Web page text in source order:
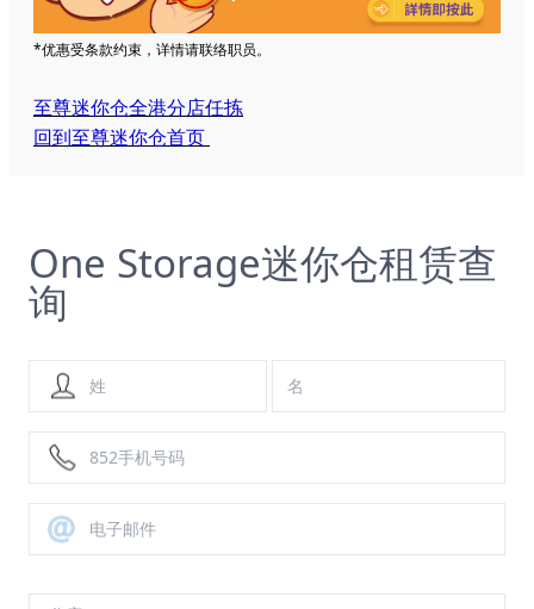
*优惠受条款约束，详情请联络职员。
至尊迷你仓全港分店任拣
回到至尊迷你仓首页
One Storage迷你仓租赁查
询